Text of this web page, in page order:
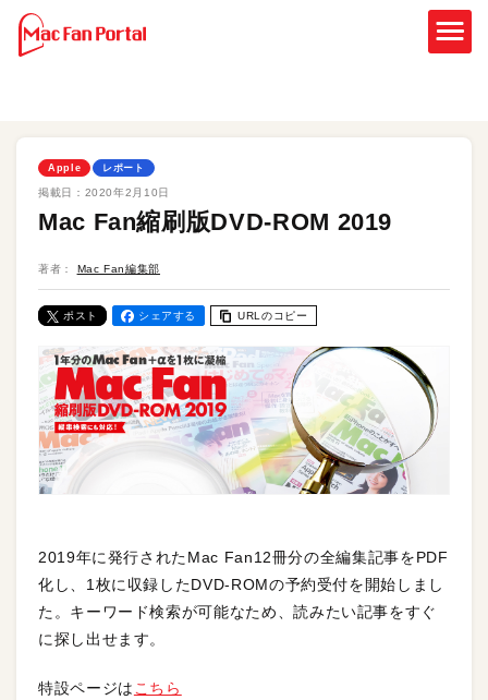
Apple レポート
掲載日： 2020年2月10日
Mac Fan縮刷版DVD-ROM 2019
著者： Mac Fan編集部
ポスト シェアする URLのコピー
2019年に発行されたMac Fan12冊分の全編集記事をPDF
化し、1枚に収録したDVD-ROMの予約受付を開始しまし
た。キーワード検索が可能なため、読みたい記事をすぐ
に探し出せます。
特設ページはこちら